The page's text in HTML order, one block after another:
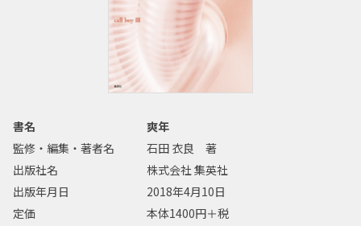
書名
爽年
監修・編集・著者名
石田 衣良 著
出版社名
株式会社 集英社
出版年月日
2018年4月10日
定価
本体1400円＋税